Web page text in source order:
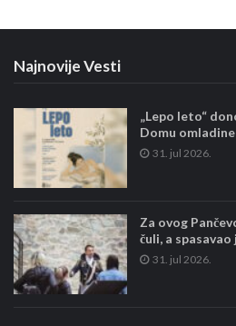
Najnovije Vesti
„Lepo leto“
Domu omladine
31. jul 2026.
Za ovog
čuli, a
31. jul 2026.